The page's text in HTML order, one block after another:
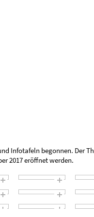
Infotafeln begonnen. Der
2017 eröffnet werden.